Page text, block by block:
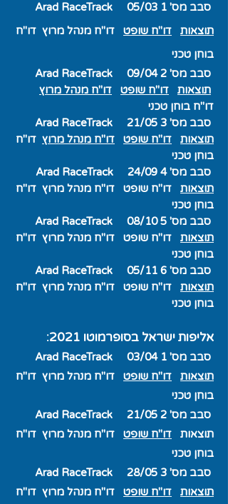
סבב מס' 1 05/03 Arad RaceTrack
תוצאות
דו"ח שופט דו"ח מנהל מרוץ דו"ח
בוחן טכני
סבב מס' 2 09/04 Arad RaceTrack
תוצאות
דו"ח שופט
דו"ח מנהל מרוץ
דו"ח בוחן טכני
סבב מס' 3 21/05 Arad RaceTrack
תוצאות
דו"ח שופט דו"ח מנהל מרוץ דו"ח
בוחן טכני
סבב מס' 4 24/09 Arad RaceTrack
תוצאות
דו"ח שופט דו"ח מנהל מרוץ דו"ח
בוחן טכני
סבב מס' 5 08/10 Arad RaceTrack
תוצאות
דו"ח שופט דו"ח מנהל מרוץ דו"ח
בוחן טכני
סבב מס' 6 05/11 Arad RaceTrack
תוצאות
דו"ח שופט דו"ח מנהל מרוץ דו"ח
בוחן טכני
אליפות ישראל בסופרמוטו 2021 :
סבב מס' 1 03
/04 Arad RaceTrack
תוצאות
דו"ח שופט דו"ח מנהל מרוץ דו"ח
בוחן טכני
תוצאות
דו"ח שופט דו"ח מנהל מרוץ דו"ח
בוחן טכני
סבב מס' 3 28/05 Arad RaceTrack
תוצאות
דו"ח שופט דו"ח מנהל מרוץ דו"ח